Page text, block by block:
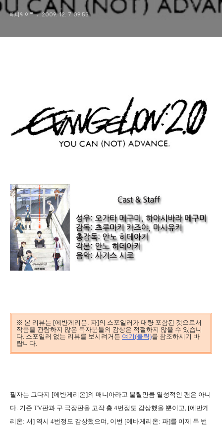
페니웨이™ 2009. 12. 7. 09:53
※ 본 리뷰는 [에반게리온: 파]의 스포일러가 대량 포함된 것으로서
작품을 관람하지 않은 독자분들의 감상은 적절하지 않을 수 있습니
다. 스포일러 없는 리뷰를 보시려거든 여기(클릭)를 참조하시기 바
랍니다.
필자는 그다지 [에반게리온]의 매니아라고 불릴만큼 열성적인 팬은 아니
다. 기존 TV판과 구 극장판을 고작 총 4번정도 감상했을 뿐이고, [에반게
리온: 서] 역시 4번정도 감상했으며, 이번 [에바게리온: 파]를 이제 두 번